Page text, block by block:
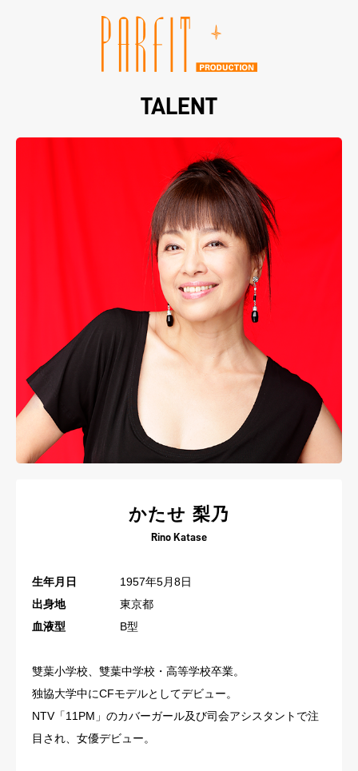
TALENT
かたせ 梨乃
Rino Katase
生年月日
1957年5月8日
出身地
東京都
血液型
B型
雙葉小学校、雙葉中学校・高等学校卒業。
独協大学中にCFモデルとしてデビュー。
NTV「11PM」のカバーガール及び司会アシスタントで注
目され、女優デビュー。